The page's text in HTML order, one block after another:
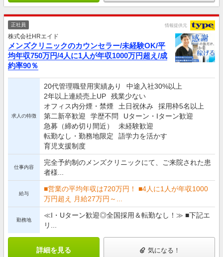
正社員 情報提供元
株式会社HRエイド
メンズクリニックのカウンセラー/未経験OK/平
均年収750万円/4人に1人が年収1000万円超え/成
約率90％
求人の特徴
20代管理職登用実績あり
中途入社30%以上
2年以上連続売上UP
残業少ない
オフィス内分煙・禁煙
土日祝休み
採用枠5名以上
第二新卒歓迎
学歴不問
Uターン・Iターン歓迎
急募（締め切り間近）
未経験歓迎
転勤なし・勤務地限定
語学力を活かす
育児支援制度
仕事内容
完全予約制のメンズクリニックにて、ご来院された患
者様...
給与
■営業の平均年収は720万円！ ■4人に1人が年収1000
万円超え 月給27万円～...
勤務地
≪I・Uターン歓迎◎全国採用＆転勤なし！≫ ■下記エ
リ...
詳細を見る 気になる！